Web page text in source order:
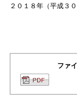
２０１８年（平成３
ファ